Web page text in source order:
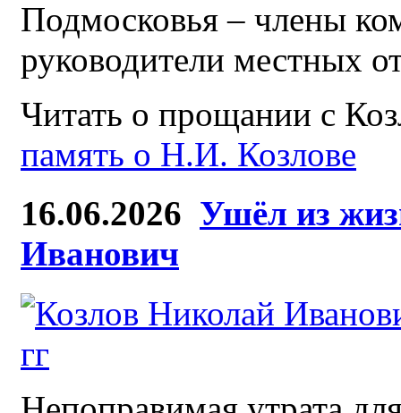
Подмосковья – члены
руководители местных
Читать о прощании с
память о Н.И. Козлове
16.06.2026 Ушёл из
Иванович